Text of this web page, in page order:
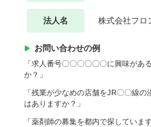
法人名 株式会社フ
お問い合わせの例
「求人番号〇〇〇〇〇〇に興味があ
か？」
「残業が少なめの店舗をJR〇〇線
はありますか？」
「薬剤師の募集を都内で探していま